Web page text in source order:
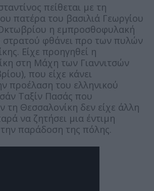
πείθεται με τη
πατέρα του βασιλιά Γεωργίου
η εμπροσθοφυλακή
στρατού φθάνει προ των πυλών
Είχε προηγηθεί η
στη Μάχη των Γιαννιτσών
που είχε κάνει
προέλαση του ελληνικού
Ταξίν Πασάς που
τη Θεσσαλονίκη δεν είχε άλλη
να ζητήσει μια έντιμη
παράδοση της πόλης.